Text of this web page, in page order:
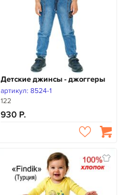
Детские джинсы - джоггеры
артикул: 8524-1
122
930